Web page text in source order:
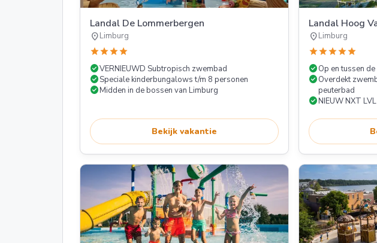
Landal De Lommerbergen
location_onLimburg
starstarstarstar
check_circleVERNIEUWD Subtropisch zwembad
check_circleSpeciale kinderbungalows t/m 8 personen
check_circleMidden in de bossen van Limburg
Bekijk vakantie
Landal Hoog
location_onLimburg
starstarstarstarstar
check_circleOp en tussen
check_circleOverdekt
peuterbad
check_circleNIEUW NXT